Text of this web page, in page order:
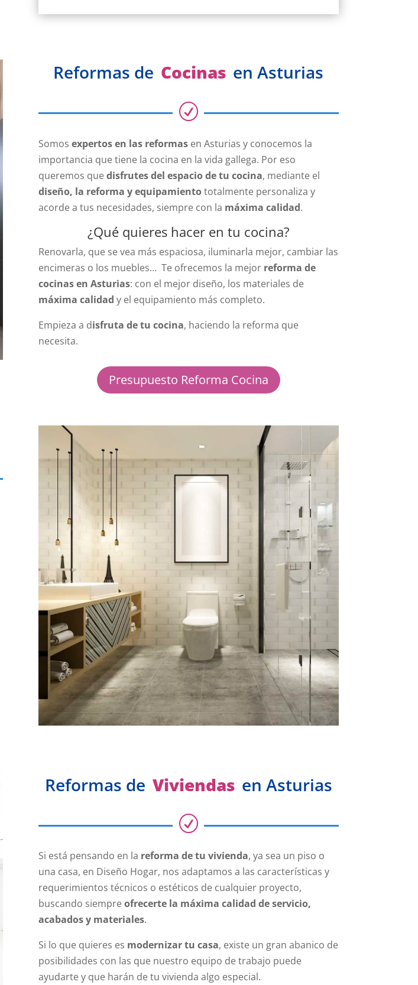
Reformas de Cocinas en Asturias
R
Somos expertos en las reformasen Asturias y conocemos la
importancia que tiene la cocina en la vida gallega. Por eso
queremos quedisfrutes del espacio de tu cocina, mediante el
diseño, la reforma y equipamientototalmente personaliza y
acorde a tus necesidades, siempre con la máxima calidad.
¿Qué quieres hacer en tu cocina?
Renovarla, que se vea más espaciosa, iluminarla mejor, cambiar las
encimeras o los muebles… Te ofrecemos la mejor reforma de
cocinas en Asturias: con el mejor diseño, los materiales de
máxima calidad y el equipamiento más completo.
Empieza a disfruta de tu cocina, haciendo la reforma que
necesita.
Presupuesto Reforma Cocina
Reformas de Viviendas en Asturias
R
Si está pensando en la reforma de tu vivienda, ya sea un piso o
una casa, en Diseño Hogar, nos adaptamos a las características y
requerimientos técnicos o estéticos de cualquier proyecto,
buscando siempreofrecerte la máxima calidad de servicio,
acabados y materiales.
Si lo que quieres es modernizar tu casa, existe un gran abanico de
posibilidades con las que nuestro equipo de trabajo puede
ayudarte y que harán de tu vivienda algo especial.